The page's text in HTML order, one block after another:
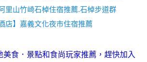
里山竹崎石棹住宿推薦.石棹步道群
店】嘉義文化夜市住宿推薦
美食．景點和食尚玩家推薦，趕快加入